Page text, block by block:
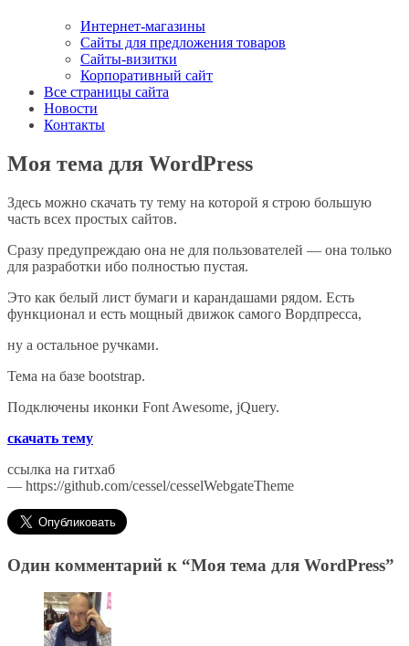
Интернет-магазины
Сайты для предложения товаров
Сайты-визитки
Корпоративный сайт
Все страницы сайта
Новости
Контакты
Моя тема для WordPress
Здесь можно скачать ту тему на которой я строю большую
часть всех простых сайтов.
Сразу предупреждаю она не для пользователей — она только
для разработки ибо полностью пустая.
Это как белый лист бумаги и карандашами рядом. Есть
функционал и есть мощный движок самого Вордпресса,
ну а остальное ручками.
Тема на базе bootstrap.
Подключены иконки Font Awesome, jQuery.
скачать тему
ссылка на гитхаб
— https://github.com/cessel/cesselWebgateTheme
Один комментарий к “Моя тема для WordPress”